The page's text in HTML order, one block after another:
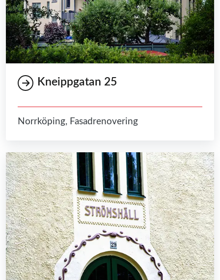
Kneippgatan 25
Norrköping, Fasadrenovering